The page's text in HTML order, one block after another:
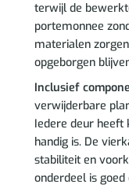
terwijl de
portemonnee
materialen
opgeborgen
Inclusief
verwijderbare
Iedere deur heeft
handig is. De
stabiliteit en
onderdeel is